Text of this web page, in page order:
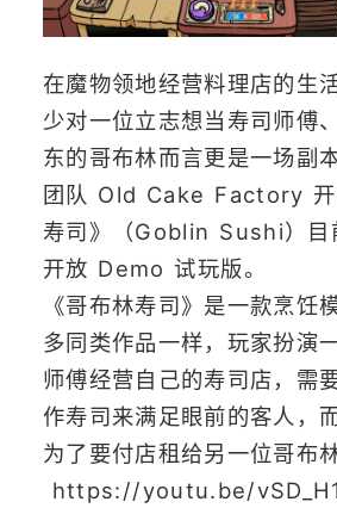
在魔物领地经营料理店的生
少对一位立志想当寿司师傅
东的哥布林而言更是一场副
团队 Old Cake Factory 开
寿司》（Goblin Sushi）
开放 Demo 试玩版。
《哥布林寿司》是一款烹饪
多同类作品一样，玩家扮演
师傅经营自己的寿司店，需
作寿司来满足眼前的客人，
为了要付店租给另一位哥布
https://youtu.be/